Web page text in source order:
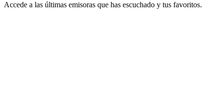
Accede a las últimas emisoras que has escuchado y tus favoritos.